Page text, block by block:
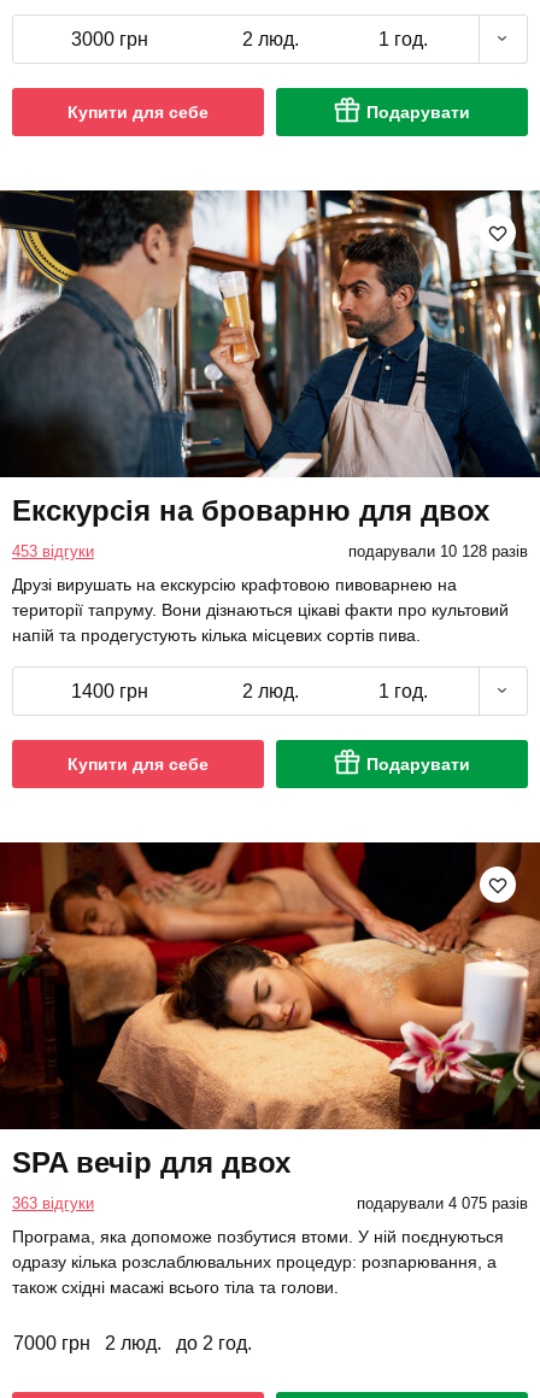
3000 грн 2 люд. 1 год.
Купити для себе Подарувати
Екскурсія на броварню для двох
453 відгуки подарували 10 128 разів
Друзі вирушать на екскурсію крафтовою пивоварнею на
території тапруму. Вони дізнаються цікаві факти про культовий
напій та продегустують кілька місцевих сортів пива.
1400 грн 2 люд. 1 год.
Купити для себе Подарувати
SPA вечір для двох
363 відгуки подарували 4 075 разів
Програма, яка допоможе позбутися втоми. У ній поєднуються
одразу кілька розслаблювальних процедур: розпарювання, а
також східні масажі всього тіла та голови.
7000 грн 2 люд. до 2 год.